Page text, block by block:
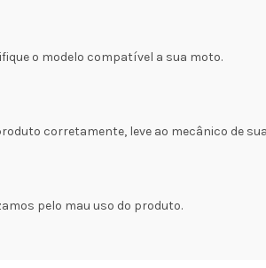
o modelo compatível a sua moto.
corretamente, leve ao mecânico de
pelo mau uso do produto.